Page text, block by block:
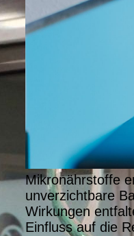
Mikronährstoffe
unverzichtbare
Wirkungen
Einfluss auf die